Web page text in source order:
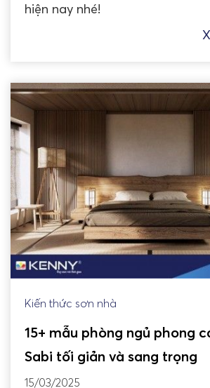
hiện nay nhé!
Kiến thức sơn nhà
15+ mẫu phòng ngủ phong
Sabi tối giản và sang trọng
15/03/2025